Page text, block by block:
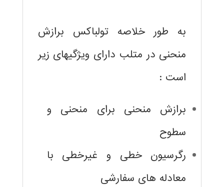
به طور خلاصه تولباکس برازش
منحنی در متلب دارای ویژگیهای زیر
است :
برازش منحنی برای منحنی و
سطوح
رگرسیون خطی و غیرخطی با
معادله های سفارشی